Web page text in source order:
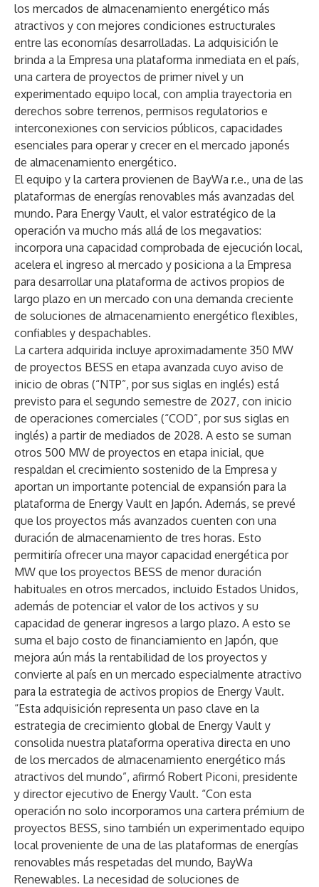
los mercados de almacenamiento energético más
atractivos y con mejores condiciones estructurales
entre las economías desarrolladas. La adquisición le
brinda a la Empresa una plataforma inmediata en el país,
una cartera de proyectos de primer nivel y un
experimentado equipo local, con amplia trayectoria en
derechos sobre terrenos, permisos regulatorios e
interconexiones con servicios públicos, capacidades
esenciales para operar y crecer en el mercado japonés
de almacenamiento energético.
El equipo y la cartera provienen de BayWa r.e., una de las
plataformas de energías renovables más avanzadas del
mundo. Para Energy Vault, el valor estratégico de la
operación va mucho más allá de los megavatios:
incorpora una capacidad comprobada de ejecución local,
acelera el ingreso al mercado y posiciona a la Empresa
para desarrollar una plataforma de activos propios de
largo plazo en un mercado con una demanda creciente
de soluciones de almacenamiento energético flexibles,
confiables y despachables.
La cartera adquirida incluye aproximadamente 350 MW
de proyectos BESS en etapa avanzada cuyo aviso de
inicio de obras (“NTP”, por sus siglas en inglés) está
previsto para el segundo semestre de 2027, con inicio
de operaciones comerciales (“COD”, por sus siglas en
inglés) a partir de mediados de 2028. A esto se suman
otros 500 MW de proyectos en etapa inicial, que
respaldan el crecimiento sostenido de la Empresa y
aportan un importante potencial de expansión para la
plataforma de Energy Vault en Japón. Además, se prevé
que los proyectos más avanzados cuenten con una
duración de almacenamiento de tres horas. Esto
permitiría ofrecer una mayor capacidad energética por
MW que los proyectos BESS de menor duración
habituales en otros mercados, incluido Estados Unidos,
además de potenciar el valor de los activos y su
capacidad de generar ingresos a largo plazo. A esto se
suma el bajo costo de financiamiento en Japón, que
mejora aún más la rentabilidad de los proyectos y
convierte al país en un mercado especialmente atractivo
para la estrategia de activos propios de Energy Vault.
“Esta adquisición representa un paso clave en la
estrategia de crecimiento global de Energy Vault y
consolida nuestra plataforma operativa directa en uno
de los mercados de almacenamiento energético más
atractivos del mundo”, afirmó Robert Piconi, presidente
y director ejecutivo de Energy Vault. “Con esta
operación no solo incorporamos una cartera prémium de
proyectos BESS, sino también un experimentado equipo
local proveniente de una de las plataformas de energías
renovables más respetadas del mundo, BayWa
Renewables. La necesidad de soluciones de